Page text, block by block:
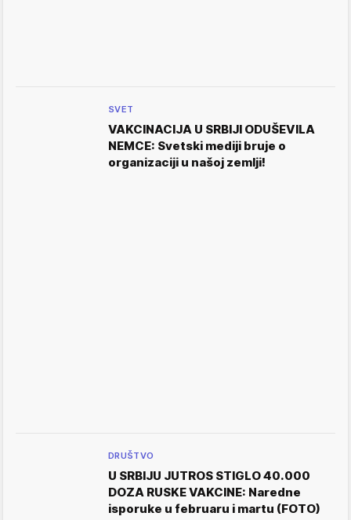
SVET
VAKCINACIJA U SRBIJI ODUŠEVILA
NEMCE: Svetski mediji bruje o
organizaciji u našoj zemlji!
DRUŠTVO
U SRBIJU JUTROS STIGLO 40.000
DOZA RUSKE VAKCINE: Naredne
isporuke u februaru i martu (FOTO)